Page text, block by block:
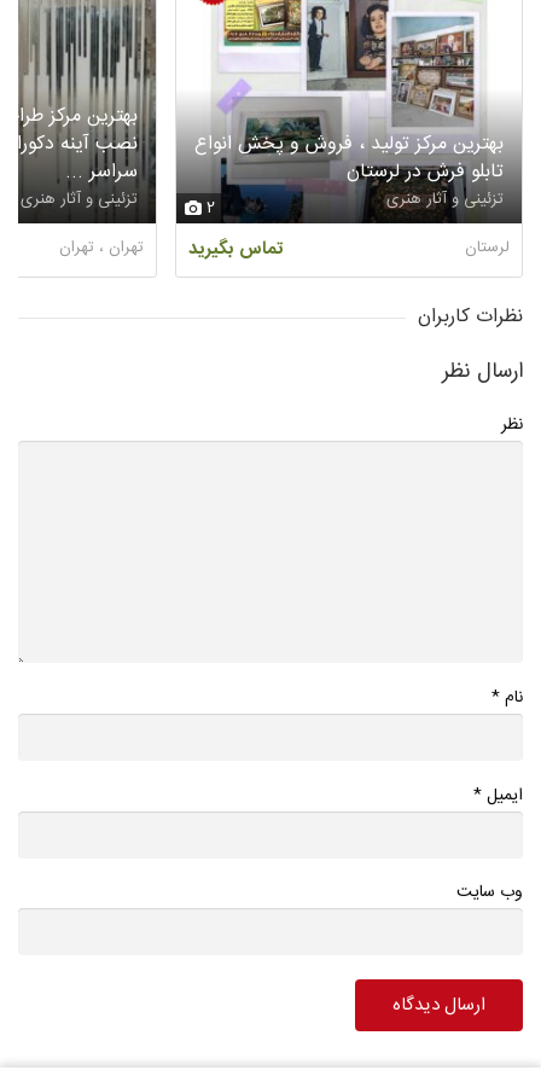
2
بهترین مرکز تولید ، فروش و پخش انواع
تابلو فرش در لرستان
تزئینی و آثار هنری
تماس بگیرید لرستان
بهترین مرکز
نصب آینه
سراسر ...
تزئینی و آثار هنری
تهران ، تهران
نظرات کاربران
ارسال نظر
نظر
نام*
ایمیل*
وب سایت